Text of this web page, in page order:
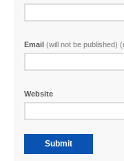
Email (will not be published)
Website